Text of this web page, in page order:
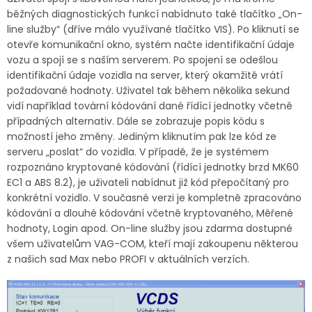
běžných diagnostických funkcí nabídnuto také tlačítko „On-
line služby“ (dříve málo využívané tlačítko VIS). Po kliknutí se
otevře komunikační okno, systém načte identifikační údaje
vozu a spojí se s naším serverem. Po spojení se odešlou
identifikační údaje vozidla na server, který okamžitě vrátí
požadované hodnoty. Uživatel tak během několika sekund
vidí například tovární kódování dané řídící jednotky včetně
případných alternativ. Dále se zobrazuje popis kódu s
možností jeho změny. Jediným kliknutím pak lze kód ze
serveru „poslat“ do vozidla. V případě, že je systémem
rozpoznáno kryptované kódování (řídící jednotky brzd MK60
EC1 a ABS 8.2), je uživateli nabídnut již kód přepočítaný pro
konkrétní vozidlo. V současné verzi je kompletně zpracováno
kódování a dlouhé kódování včetně kryptovaného, Měřené
hodnoty, Login apod. On-line služby jsou zdarma dostupné
všem uživatelům VAG-COM, kteří mají zakoupenu některou
z našich sad Max nebo PROFI v aktuálních verzích.